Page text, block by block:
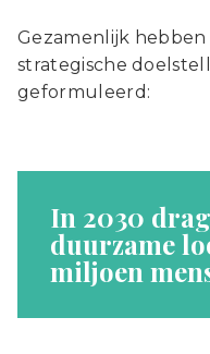
Gezamenlijk hebben
strategische
geformuleerd:
In 2030
duurzame
miljoen